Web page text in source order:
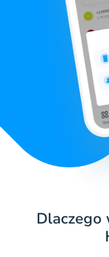
Dlaczego